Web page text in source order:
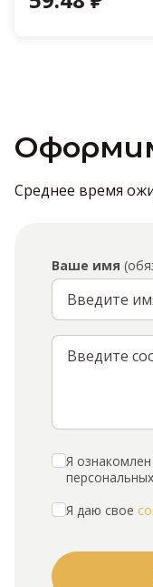
Среднее время
Ваше имя
Я
Я даю свое